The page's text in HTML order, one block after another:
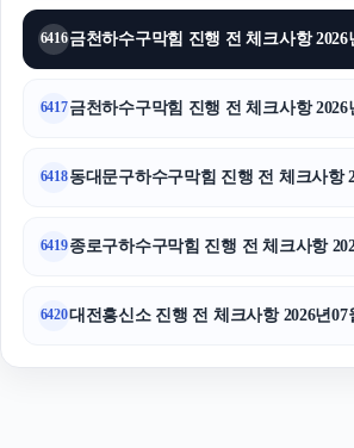
6416
6417금천하수구막힘 진행 전 체크사항 2026
6418동대문구하수구막힘 진행 전 체크사항
6419종로구하수구막힘 진행 전 체크사항
6420대전흥신소 진행 전 체크사항 2026년07